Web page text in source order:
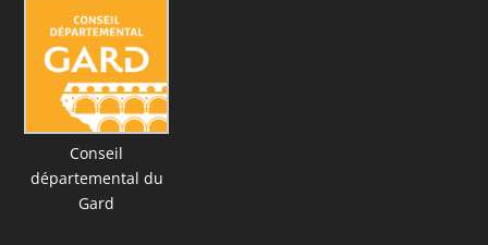
Conseil
départemental du
Gard